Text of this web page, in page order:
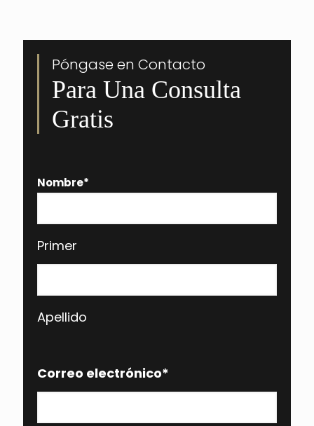
Póngase en Contacto
Para Una Consulta
Gratis
Nombre*
Primer
Apellido
Correo electrónico*